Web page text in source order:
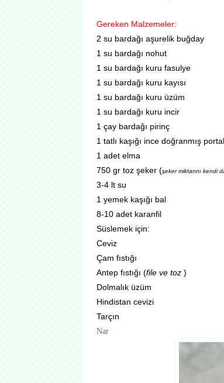
Gereken Malzemeler:
2 su bardağı aşurelik buğday
1 su bardağı nohut
1 su bardağı kuru fasulye
1 su bardağı kuru kayısı
1 su bardağı kuru üzüm
1 su bardağı kuru incir
1 çay bardağı pirinç
1 tatlı kaşığı ince doğranmış
1 adet elma
750 gr toz şeker (şeker miktarını kendi
3-4 lt su
1 yemek kaşığı bal
8-10 adet karanfil
Süslemek için:
Ceviz
Çam fıstığı
Antep fıstığı (file ve toz )
Dolmalık üzüm
Hindistan cevizi
Tarçın
Nar